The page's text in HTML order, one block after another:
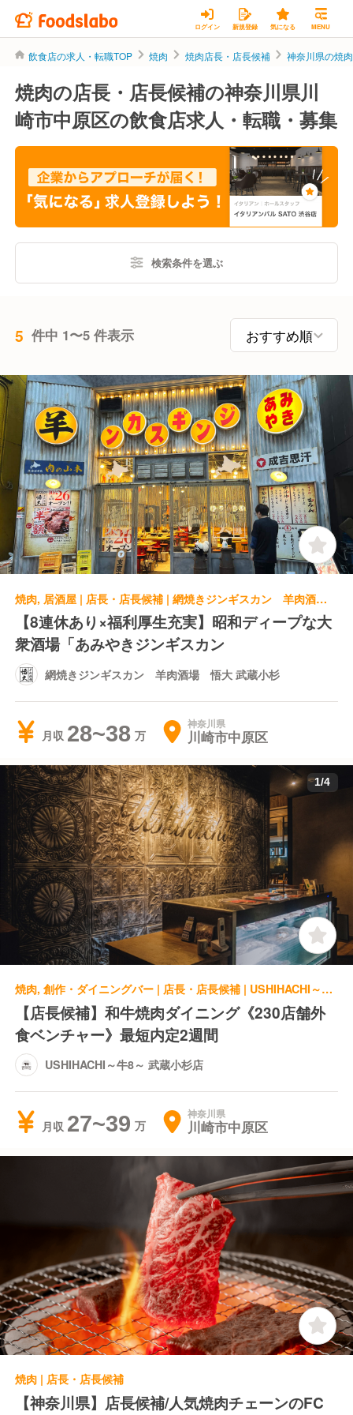
ログイン 新規登録 気になる MENU
飲食店の求人・転職TOP 焼肉 焼肉店長・店長候補 神奈川県の焼
焼肉の店長・店長候補の神奈川県川
崎市中原区の飲食店求人・転職・募集
検索条件を選ぶ
5 件中 1〜5 件表示
焼肉, 居酒屋 | 店長・店長候補 | 網焼きジンギスカン 羊肉酒場 悟大 武蔵小杉
【8連休あり×福利厚生充実】昭和ディープな大
衆酒場「あみやきジンギスカン
網焼きジンギスカン 羊肉酒場 悟大 武蔵小杉
月収 28~38 神奈川県
川崎市中原区
1/4
焼肉, 創作・ダイニングバー | 店長・店長候補 | USHIHACHI～牛8～ 武蔵小杉店
【店長候補】和牛焼肉ダイニング《230店舗外
食ベンチャー》最短内定2週間
USHIHACHI～牛8～ 武蔵小杉店
月収 27~39 神奈川県
川崎市中原区
焼肉 | 店長・店長候補
【神奈川県】店長候補/人気焼肉チェーンのFC